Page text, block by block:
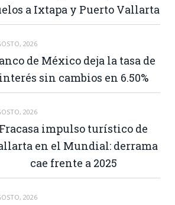
a Ixtapa y Puerto Vallarta
2026
de México deja la tasa de
interés sin cambios en 6.50%
2026
Fracasa impulso turístico de
en el Mundial: derrama
cae frente a 2025
2026